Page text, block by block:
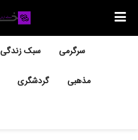
سبک زندگی سرگرمی
گردشگری مذهبی